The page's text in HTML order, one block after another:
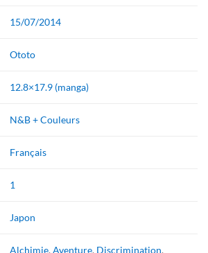
15/07/2014
Ototo
12.8×17.9 (manga)
N&B + Couleurs
Français
1
Japon
Alchimie,Aventure, Discrimination,